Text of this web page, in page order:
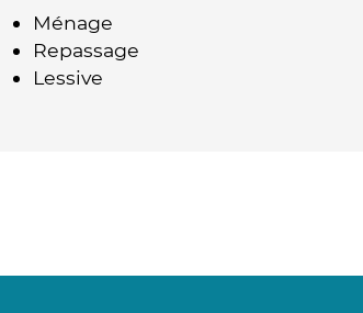
Ménage
Repassage
Lessive